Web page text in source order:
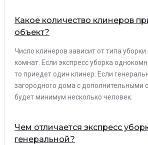
Какое количество клинеров
объект?
Число клинеров зависит от типа уборки
комнат. Если экспресс уборка
то приедет один клинер. Если
загородного дома с дополнительными
будет минимум несколько человек.
Чем отличается экспресс
генеральной?